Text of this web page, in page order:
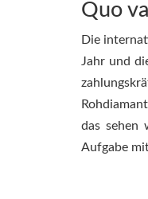
Quo
Die
Jahr und
das sehen
Aufgabe